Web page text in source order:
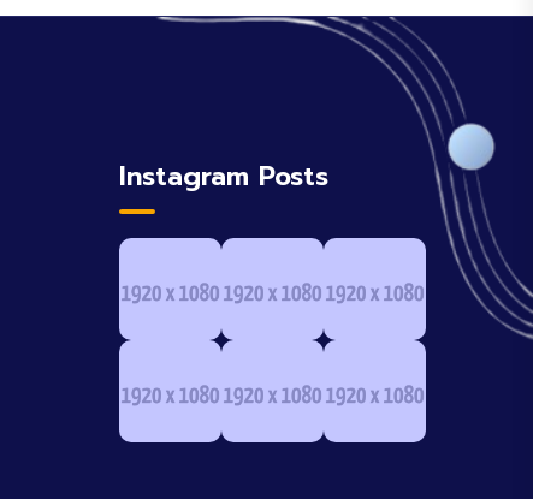
Instagram Posts